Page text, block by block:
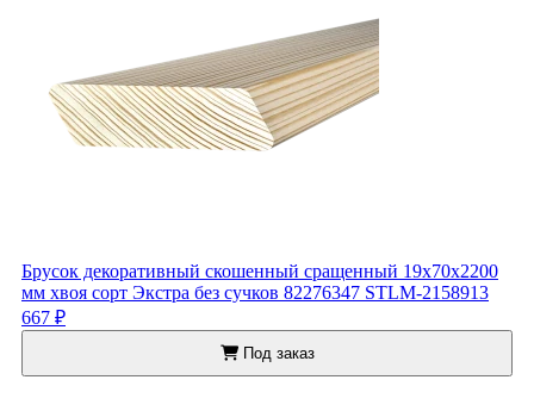
Брусок декоративный скошенный сращенный 19x70x2200
мм хвоя сорт Экстра без сучков 82276347 STLM-2158913
667 ₽
Под заказ